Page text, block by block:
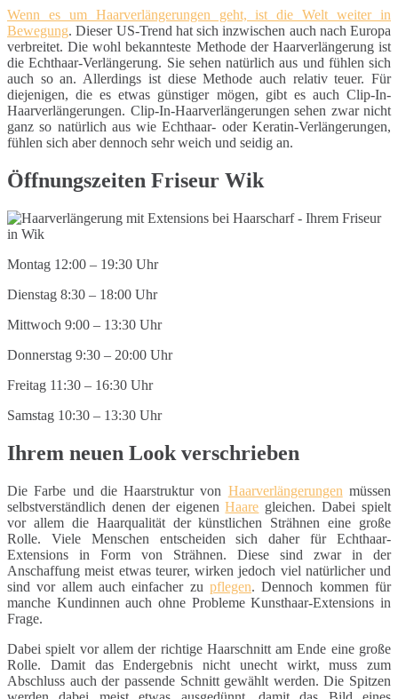
Wenn es um Haarverlängerungen geht, ist die Welt weiter in
Bewegung. Dieser US-Trend hat sich inzwischen auch nach Europa
verbreitet. Die wohl bekannteste Methode der Haarverlängerung ist
die Echthaar-Verlängerung. Sie sehen natürlich aus und fühlen sich
auch so an. Allerdings ist diese Methode auch relativ teuer. Für
diejenigen, die es etwas günstiger mögen, gibt es auch Clip-In-
Haarverlängerungen. Clip-In-Haarverlängerungen sehen zwar nicht
ganz so natürlich aus wie Echthaar- oder Keratin-Verlängerungen,
fühlen sich aber dennoch sehr weich und seidig an.
Öffnungszeiten Friseur Wik
Montag 12:00 – 19:30 Uhr
Dienstag 8:30 – 18:00 Uhr
Mittwoch 9:00 – 13:30 Uhr
Donnerstag 9:30 – 20:00 Uhr
Freitag 11:30 – 16:30 Uhr
Samstag 10:30 – 13:30 Uhr
Ihrem neuen Look verschrieben
Die Farbe und die Haarstruktur von Haarverlängerungen müssen
selbstverständlich denen der eigenenHaare gleichen. Dabei spielt
vor allem die Haarqualität der künstlichen Strähnen eine große
Rolle. Viele Menschen entscheiden sich daher für Echthaar-
Extensions in Form von Strähnen. Diese sind zwar in der
Anschaffung meist etwas teurer, wirken jedoch viel natürlicher und
sind vor allem auch einfacher zu pflegen. Dennoch kommen für
manche Kundinnen auch ohne Probleme Kunsthaar-Extensions in
Frage.
Dabei spielt vor allem der richtige Haarschnitt am Ende eine große
Rolle. Damit das Endergebnis nicht unecht wirkt, muss zum
Abschluss auch der passende Schnitt gewählt werden. Die Spitzen